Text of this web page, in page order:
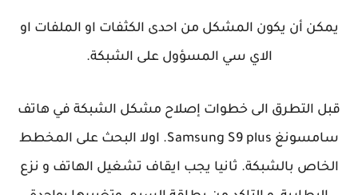
يمكن أن يكون المشكل من احدى الكثفات او الملفات او
الاي سي المسؤول على الشبكة.
قبل التطرق الى خطوات إصلاح مشكل الشبكة في هاتف
سامسونغ Samsung S9 plus. اولا البحث على المخطط
الخاص بالشبكة. ثانيا يجب ايقاف تشغيل الهاتف و نزع